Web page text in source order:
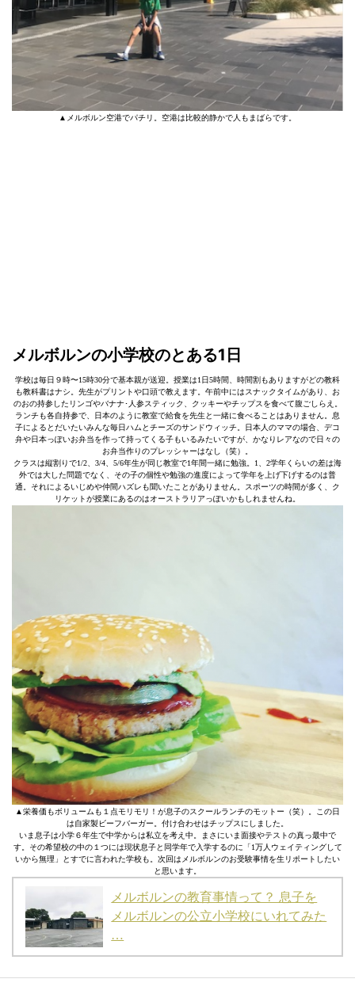
▲メルボルン空港でパチリ。空港は比較的静かで人もまばらです。
メルボルンの小学校のとある1日
学校は毎日９時〜15時30分で基本親が送迎。授業は1日5時間、時間割もありますがどの教科
も教科書はナシ。先生がプリントや口頭で教えます。午前中にはスナックタイムがあり、お
のおの持参したリンゴやバナナ･人参スティック、クッキーやチップスを食べて腹ごしらえ。
ランチも各自持参で、日本のように教室で給食を先生と一緒に食べることはありません。息
子によるとだいたいみんな毎日ハムとチーズのサンドウィッチ。日本人のママの場合、デコ
弁や日本っぽいお弁当を作って持ってくる子もいるみたいですが、かなりレアなので日々の
お弁当作りのプレッシャーはなし（笑）。
クラスは縦割りで1/2、3/4、5/6年生が同じ教室で1年間一緒に勉強。1、2学年くらいの差は海
外では大した問題でなく、その子の個性や勉強の進度によって学年を上げ下げするのは普
通。それによるいじめや仲間ハズレも聞いたことがありません。スポーツの時間が多く、ク
リケットが授業にあるのはオーストラリアっぽいかもしれませんね。
▲栄養価もボリュームも１点モリモリ！が息子のスクールランチのモットー（笑）。この日
は自家製ビーフバーガー。付け合わせはチップスにしました。
いま息子は小学６年生で中学からは私立を考え中。まさにいま面接やテストの真っ最中で
す。その希望校の中の１つには現状息子と同学年で入学するのに「1万人ウェイティングして
いから無理」とすでに言われた学校も。次回はメルボルンのお受験事情を生リポートしたい
と思います。
メルボルンの教育事情って？ 息子を
メルボルンの公立小学校にいれてみた
…